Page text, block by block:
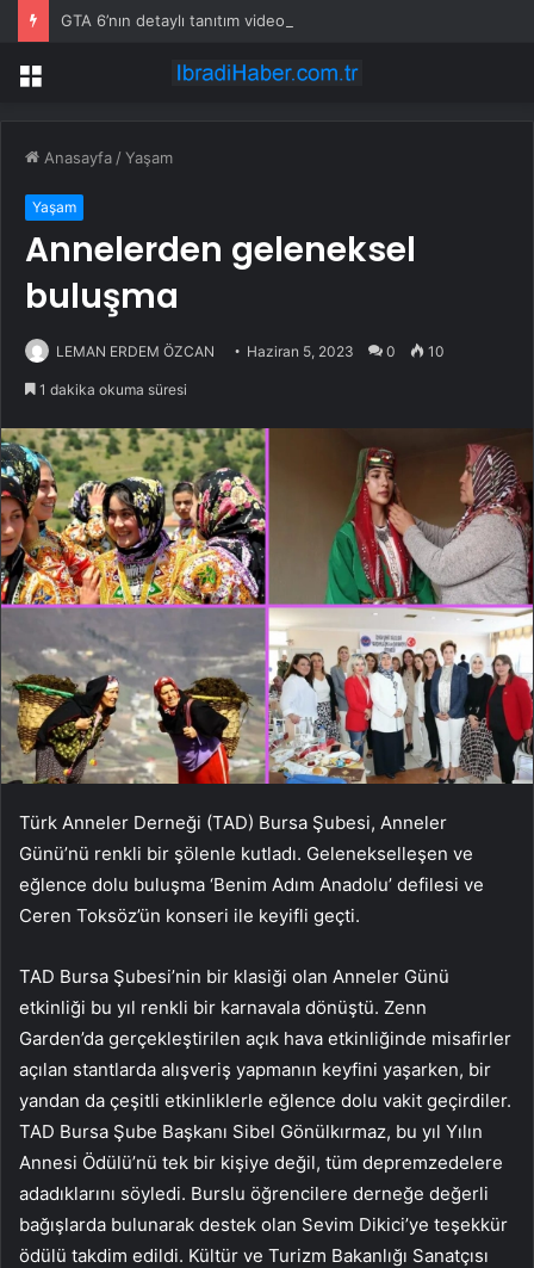
Menü
Anasayfa /Yaşam
Yaşam
Annelerden geleneksel
buluşma
LEMAN ERDEM ÖZCAN Haziran 5, 2023 0 10
1 dakika okuma süresi
Türk Anneler Derneği (TAD) Bursa Şubesi, Anneler
Günü’nü renkli bir şölenle kutladı. Gelenekselleşen ve
eğlence dolu buluşma ‘Benim Adım Anadolu’ defilesi ve
Ceren Toksöz’ün konseri ile keyifli geçti.
TAD Bursa Şubesi’nin bir klasiği olan Anneler Günü
etkinliği bu yıl renkli bir karnavala dönüştü. Zenn
Garden’da gerçekleştirilen açık hava etkinliğinde misafirler
açılan stantlarda alışveriş yapmanın keyfini yaşarken, bir
yandan da çeşitli etkinliklerle eğlence dolu vakit geçirdiler.
TAD Bursa Şube Başkanı Sibel Gönülkırmaz, bu yıl Yılın
Annesi Ödülü’nü tek bir kişiye değil, tüm depremzedelere
adadıklarını söyledi. Burslu öğrencilere derneğe değerli
bağışlarda bulunarak destek olan Sevim Dikici’ye teşekkür
ödülü takdim edildi. Kültür ve Turizm Bakanlığı Sanatçısı